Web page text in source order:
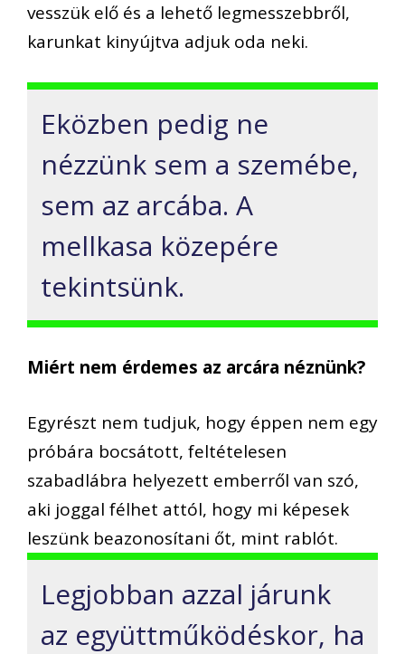
vesszük elő és a lehető legmesszebbről,
karunkat kinyújtva adjuk oda neki.
Eközben pedig ne
nézzünk sem a szemébe,
sem az arcába. A
mellkasa közepére
tekintsünk.
Miért nem érdemes az arcára néznünk?
Egyrészt nem tudjuk, hogy éppen nem egy
próbára bocsátott, feltételesen
szabadlábra helyezett emberről van szó,
aki joggal félhet attól, hogy mi képesek
leszünk beazonosítani őt, mint rablót.
Legjobban azzal járunk
az együttműködéskor, ha